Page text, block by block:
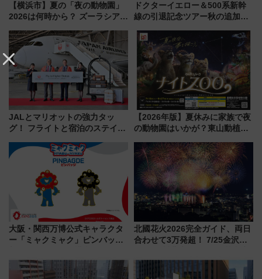
【横浜市】夏の「夜の動物園」
2026は何時から？ ズーラシア・
見どころ、限定イベントを徹底
解説！
ドクターイエロー＆500系新幹
線の引退記念ツアー秋の追加企
ホテル情報まとめ
JALとマリオットの強力タッ
グ！ フライトと宿泊のステイタ
上級会員資格を効率よく獲得す
る方法を解説
【2026年版】夏休みに家族で夜
の動物園はいかが？東山動植物
ZOO」開催情報
大阪・関西万博公式キャラクタ
ー「ミャクミャク」ピンバッジ
中旬発売
北國花火2026完全ガイド、両日
合わせて3万発超！ 7/25金沢大
会の日程・アクセス・観覧席ま
とめ（石川県）